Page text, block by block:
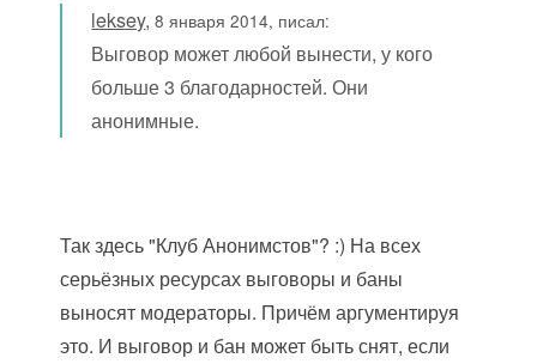
leksey,8 января 2014, писал:
Выговор может любой вынести, у кого
больше 3 благодарностей. Они
анонимные.
Так здесь "Клуб Анонимстов"? :) На всех
серьёзных ресурсах выговоры и баны
выносят модераторы. Причём аргументируя
это. И выговор и бан может быть снят, если